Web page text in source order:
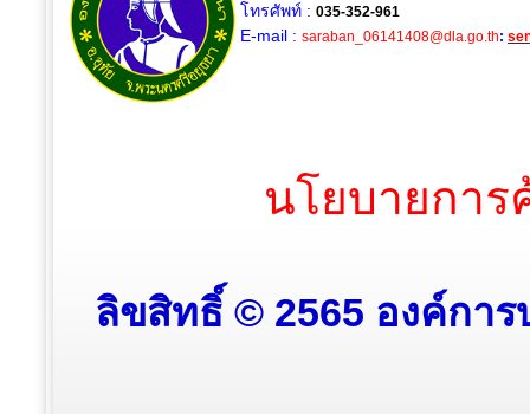
โทรศัพท์ : 035-352-961
E-mail : saraban_06141408@dla.go.th:
นโยบายกา
ลิขสิทธิ์ © 2565 องค์กา